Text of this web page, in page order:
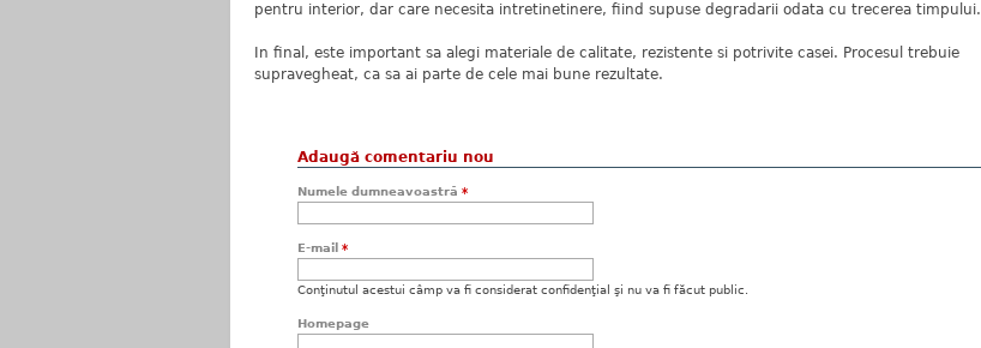
pentru interior, dar care necesita intretinetinere, fiind supuse degradarii odata cu trecerea timpului.
In final, este important sa alegi materiale de calitate, rezistente si potrivite casei. Procesul trebuie
supravegheat, ca sa ai parte de cele mai bune rezultate.
Adaugă comentariu nou
Numele dumneavoastră *
E-mail *
Conţinutul acestui câmp va fi considerat confidenţial şi nu va fi făcut public.
Homepage